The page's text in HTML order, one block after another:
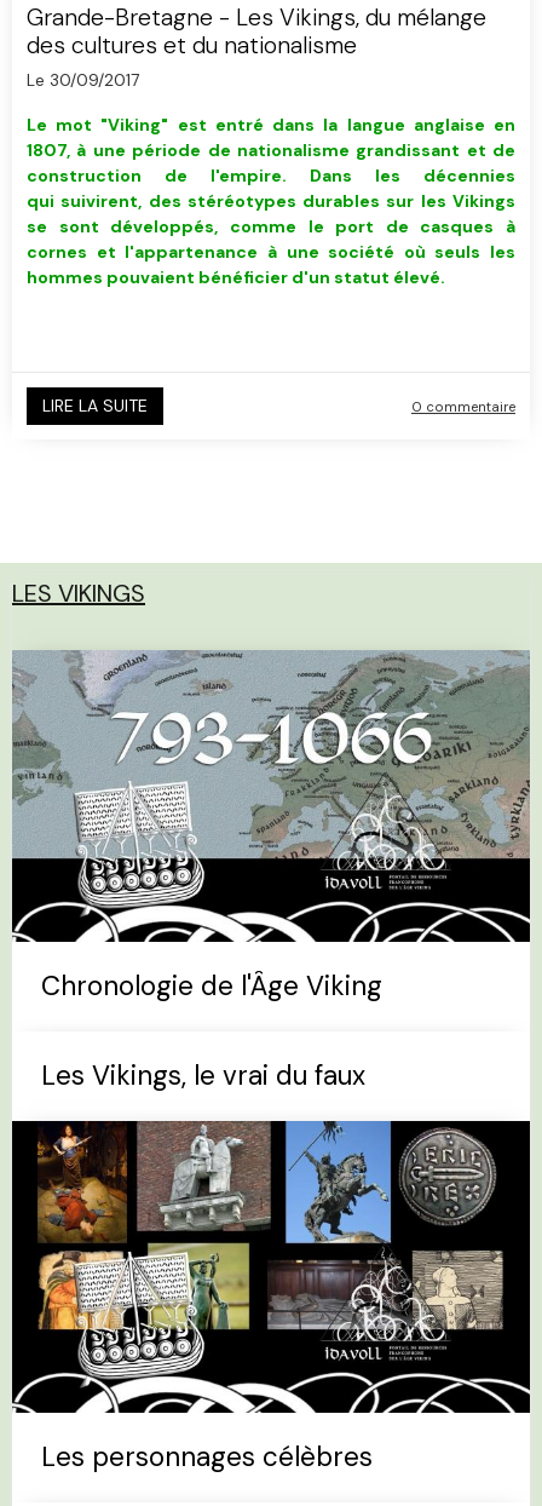
Grande-Bretagne - Les Vikings, du mélange
des cultures et du nationalisme
Le 30/09/2017
Le mot "Viking" est entré dans la langue anglaise en
1807, à une période de nationalisme grandissant et de
construction de l'empire. Dans les décennies
qui suivirent, des stéréotypes durables sur les Vikings
se sont développés, comme le port de casques à
cornes et l'appartenance à une société où seuls les
hommes pouvaient bénéficier d'un statut élevé.
LIRE LA SUITE 0 commentaire
LES VIKINGS
Chronologie de l'Âge Viking
Les Vikings, le vrai du faux
Les personnages célèbres